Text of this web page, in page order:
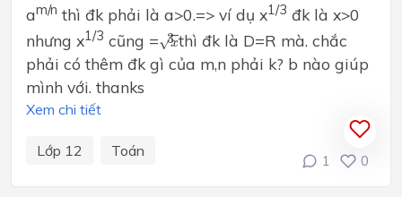
am/n thì đk phải là a>0.=> ví dụ x1/3 đk là x>0
nhưng x1/3 cũng = 3
√x
3thì đk là D=R mà. chắc
phải có thêm đk gì của m,n phải k? b nào giúp
mình với. thanks
Xem chi tiết
Lớp 12 Toán
1 0